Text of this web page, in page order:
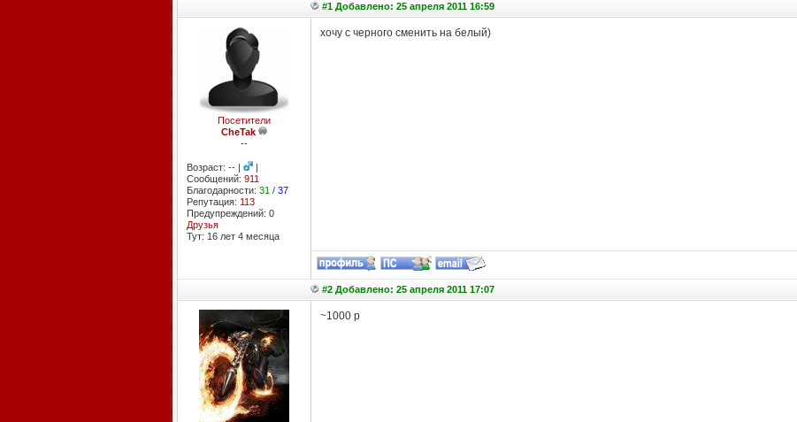
#1 Добавлено: 25 апреля 2011 16:59
Посетители
CheTak
--
Возраст: -- |
|
Сообщений: 911
Благодарности: 31 / 37
Репутация: 113
Предупреждений: 0
Друзья
Тут: 16 лет 4 месяцa
хочу с черного сменить на белый)
#2 Добавлено: 25 апреля 2011 17:07
~1000 р